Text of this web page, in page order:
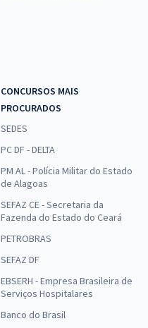
CONCURSOS MAIS
PROCURADOS
SEDES
PC DF - DELTA
PM AL - Polícia Militar do Estado
de Alagoas
SEFAZ CE - Secretaria da
Fazenda do Estado do Ceará
PETROBRAS
SEFAZ DF
EBSERH - Empresa Brasileira de
Serviços Hospitalares
Banco do Brasil